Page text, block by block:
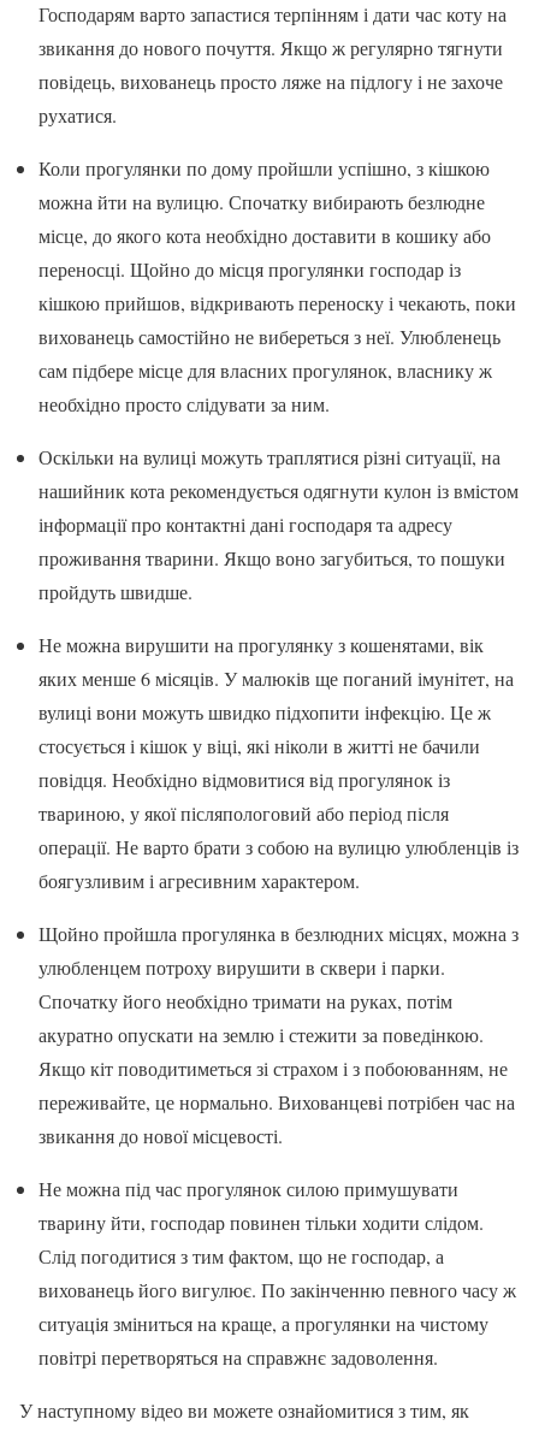
Господарям варто запастися терпінням і дати час коту на
звикання до нового почуття. Якщо ж регулярно тягнути
повідець, вихованець просто ляже на підлогу і не захоче
рухатися.
Коли прогулянки по дому пройшли успішно, з кішкою
можна йти на вулицю. Спочатку вибирають безлюдне
місце, до якого кота необхідно доставити в кошику або
переносці. Щойно до місця прогулянки господар із
кішкою прийшов, відкривають переноску і чекають, поки
вихованець самостійно не вибереться з неї. Улюбленець
сам підбере місце для власних прогулянок, власнику ж
необхідно просто слідувати за ним.
Оскільки на вулиці можуть траплятися різні ситуації, на
нашийник кота рекомендується одягнути кулон із вмістом
інформації про контактні дані господаря та адресу
проживання тварини. Якщо воно загубиться, то пошуки
пройдуть швидше.
Не можна вирушити на прогулянку з кошенятами, вік
яких менше 6 місяців. У малюків ще поганий імунітет, на
вулиці вони можуть швидко підхопити інфекцію. Це ж
стосується і кішок у віці, які ніколи в житті не бачили
повідця. Необхідно відмовитися від прогулянок із
твариною, у якої післяпологовий або період після
операції. Не варто брати з собою на вулицю улюбленців із
боягузливим і агресивним характером.
Щойно пройшла прогулянка в безлюдних місцях, можна з
улюбленцем потроху вирушити в сквери і парки.
Спочатку його необхідно тримати на руках, потім
акуратно опускати на землю і стежити за поведінкою.
Якщо кіт поводитиметься зі страхом і з побоюванням, не
переживайте, це нормально. Вихованцеві потрібен час на
звикання до нової місцевості.
Не можна під час прогулянок силою примушувати
тварину йти, господар повинен тільки ходити слідом.
Слід погодитися з тим фактом, що не господар, а
вихованець його вигулює. По закінченню певного часу ж
ситуація зміниться на краще, а прогулянки на чистому
повітрі перетворяться на справжнє задоволення.
У наступному відео ви можете ознайомитися з тим, як